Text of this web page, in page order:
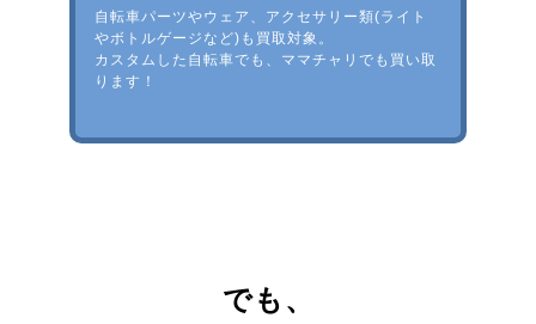
自転車パーツやウェア、アクセサリー類(ライト
やボトルゲージなど)も買取対象。
カスタムした自転車でも、ママチャリでも買い取
ります！
でも、